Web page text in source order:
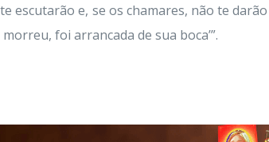
escutarão e, se os chamares, não te
foi arrancada de sua boca’”.